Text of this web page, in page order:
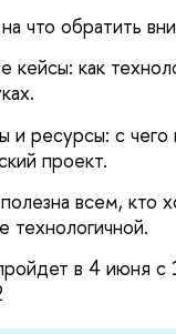
что обратить
кейсы: как
ресурсы: с чего
проект.
всем, кто
в 4 июня с